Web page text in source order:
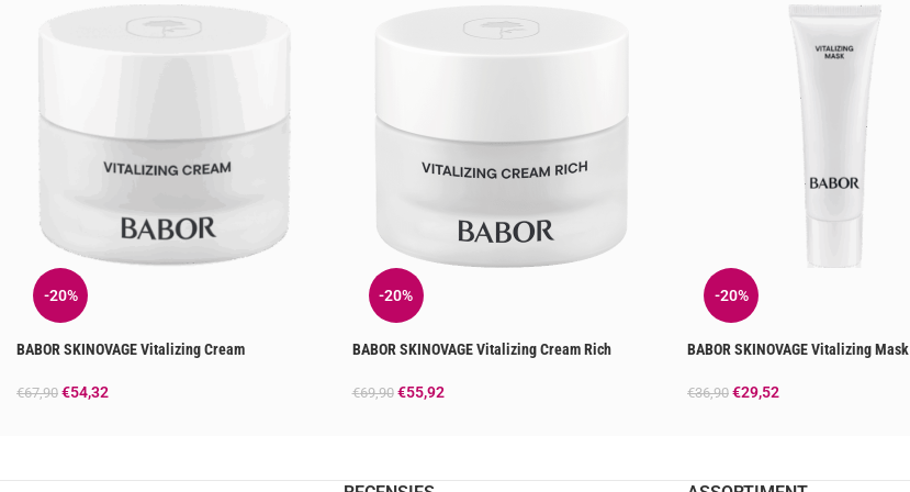
-20%
BABOR SKINOVAGE Vitalizing Cream
€67,90 €54,32
-20%
BABOR SKINOVAGE Vitalizing Cream Rich
€69,90 €55,92
-20%
BABOR SKINOVAGE Vitalizing Mask
€36,90 €29,52